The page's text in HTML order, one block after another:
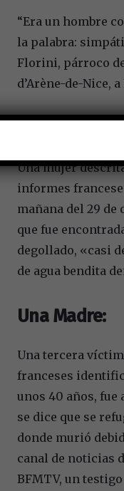
“Era un hombre
la palabra:
Florini, párroco
d’Arène-de-Nice,
Una mujer
informes
mañana del 29
que fue
degollado, «casi
de agua bendita
Una Madre:
Una tercera
franceses
unos 40 años, fue
se dice que se
donde murió
canal de noticias
BFMTV, un